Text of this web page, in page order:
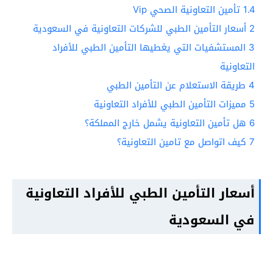
1.4 تأمين التعاونية الصحي Vip
2 أسعار التأمين الطبي للشركات التعاونية في السعودية
3 المستشفيات التي يغطيها التأمين الطبي للأفراد
التعاونية
4 طريقة الاستعلام عن التأمين الطبي
5 مميزات التأمين الطبي للأفراد التعاونية
6 هل تأمين التعاونية يشمل خارج المملكة؟
7 كيف اتواصل مع تامين التعاونية؟
أسعار التأمين الطبي للأفراد التعاونية
في السعودية